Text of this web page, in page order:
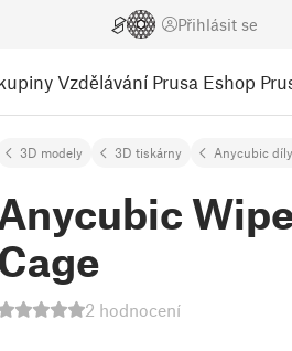
Přihlásit se
Vzdělávání Prusa Eshop
3D modely 3D tiskárny Anycubic
2 hodnocení